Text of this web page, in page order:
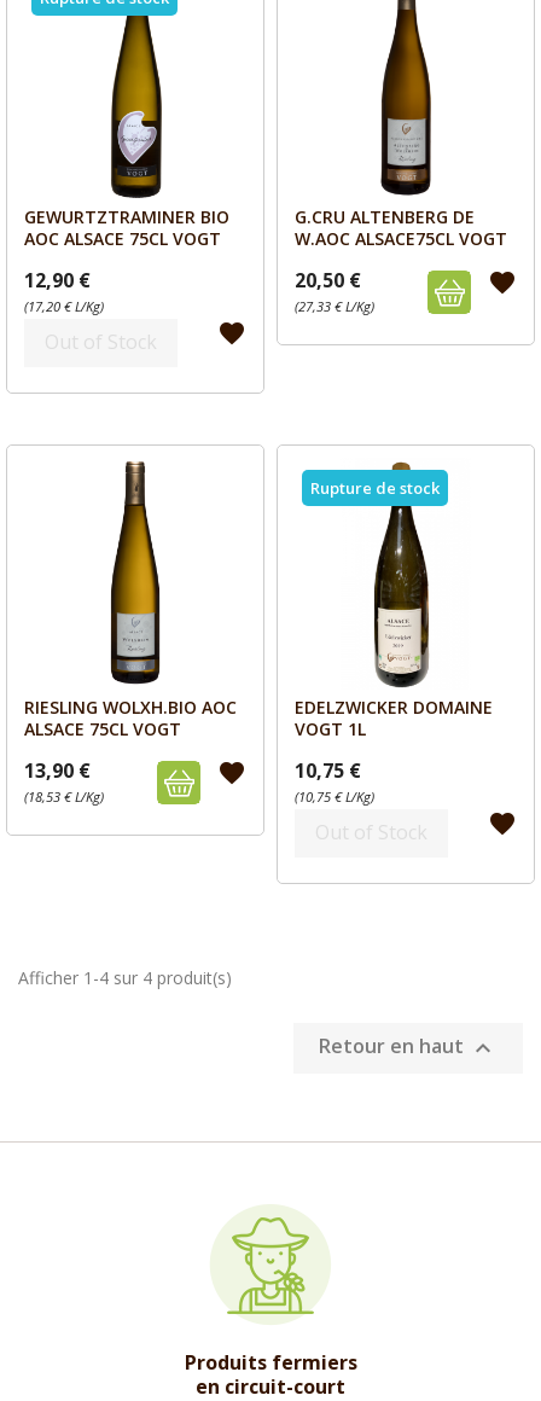
 Aperçu
GEWURTZTRAMINER BIO
AOC ALSACE 75CL VOGT
12,90 €
(17,20 € L/Kg)
Out of Stock favorite
Aperçu
G.CRU ALTENBERG DE
W.AOC ALSACE75CL VOGT
20,50 €
(27,33 € L/Kg)
favorite
Aperçu
RIESLING WOLXH.BIO AOC
ALSACE 75CL VOGT
13,90 €
(18,53 € L/Kg)
favorite
Aperçu
EDELZWICKER DOMAINE
VOGT 1L
10,75 €
(10,75 € L/Kg)
Out of Stock favorite
Rupture de stock
Afficher 1-4 sur 4 produit(s)
Retour en haut 
Produits fermiers
en circuit-court